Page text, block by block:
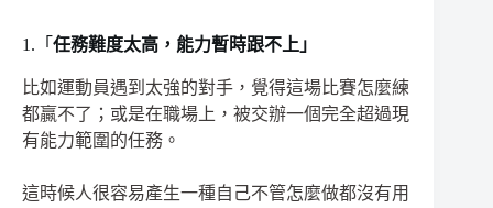
1.「 任務難度太高，能力暫時跟不上」
比如運動員遇到太強的對手，覺得這場比賽怎麼練
都贏不了；或是在職場上，被交辦一個完全超過現
有能力範圍的任務。
這時候人很容易產生一種自己不管怎麼做都沒有用